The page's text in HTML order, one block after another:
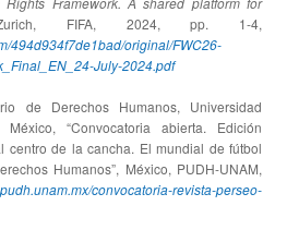
FIFA, 2024, pp. 1-4,
494d934f7de1bad/original/FWC26-
July-2024.pdf
de Derechos Humanos, Universidad
“Convocatoria abierta. Edición
centro de la cancha. El mundial de fútbol
Humanos”, México, PUDH-UNAM,
convocatoria-revista-perseo-